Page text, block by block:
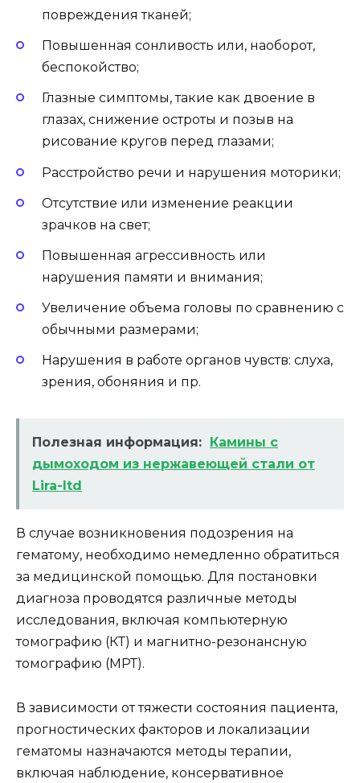
повреждения тканей;
Повышенная сонливость или, наоборот,
беспокойство;
Глазные симптомы, такие как двоение в
глазах, снижение остроты и позыв на
рисование кругов перед глазами;
Расстройство речи и нарушения моторики;
Отсутствие или изменение реакции
зрачков на свет;
Повышенная агрессивность или
нарушения памяти и внимания;
Увеличение объема головы по сравнению с
обычными размерами;
Нарушения в работе органов чувств: слуха,
зрения, обоняния и пр.
Полезная информация:
Камины с
дымоходом из нержавеющей стали от
Lira-ltd
В случае возникновения подозрения на
гематому, необходимо немедленно обратиться
за медицинской помощью. Для постановки
диагноза проводятся различные методы
исследования, включая компьютерную
томографию (КТ) и магнитно-резонансную
томографию (МРТ).
В зависимости от тяжести состояния пациента,
прогностических факторов и локализации
гематомы назначаются методы терапии,
включая наблюдение, консервативное